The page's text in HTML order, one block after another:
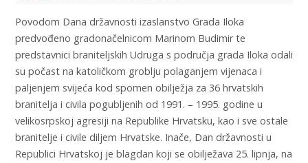
Povodom Dana državnosti izaslanstvo Grada Iloka
predvođeno gradonačelnicom Marinom Budimir te
predstavnici braniteljskih Udruga s područja grada Iloka odali
su počast na katoličkom groblju polaganjem vijenaca i
paljenjem svijeća kod spomen obilježja za 36 hrvatskih
branitelja i civila pogubljenih od 1991. – 1995. godine u
velikosrpskoj agresiji na Republike Hrvatsku, kao i sve ostale
branitelje i civile diljem Hrvatske. Inače, Dan državnosti u
Republici Hrvatskoj je blagdan koji se obilježava 25. lipnja, na